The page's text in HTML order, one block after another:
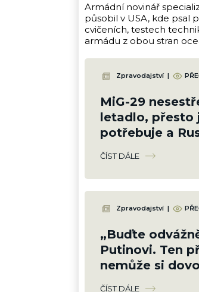
Armádní novinář
působil v USA, kde psal
cvičeních, testech
armádu z obou stran
Zpravodajství |
MiG-29
letadlo, přesto
potřebuje a
pošle své
ČÍST DÁLE
Zpravodajství |
„Buďte
Putinovi. Ten
nemůže si
ČÍST DÁLE